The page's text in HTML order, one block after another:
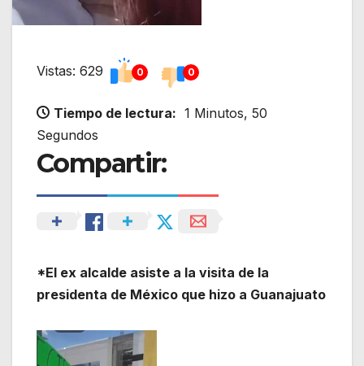
Vistas: 629 0 0
Tiempo de lectura: 1 Minutos, 50
Segundos
Compartir:
*El ex alcalde asiste a la visita de la
presidenta de México que hizo a Guanajuato